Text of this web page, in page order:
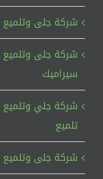
شركة جلى وتلميع
سيراميك
تلميع
شركة جلى وتلميع